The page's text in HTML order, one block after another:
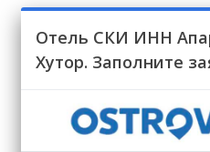
Отель СКИ ИНН
Хутор. Заполните